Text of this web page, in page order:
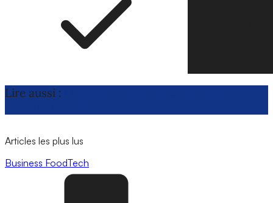
Lire aussi :
Articles les plus lus
Business FoodTech